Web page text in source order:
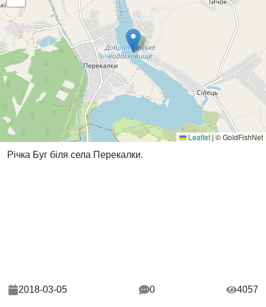
Leaflet | © GoldFishNet
Річка Буг біля села Перекалки.
2018-03-05 0 4057